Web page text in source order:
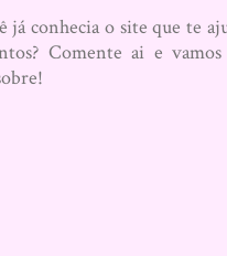
já conhecia o site que te
Comente ai e